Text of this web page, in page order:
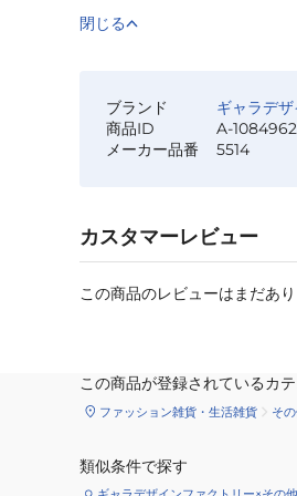
閉じる
ブランド
ギャラデ
商品ID
A-
メーカー品番
5514
カスタマーレビュー
この商品のレビューはまだあり
この商品が登録されているカテ
ファッション雑貨・生活雑貨 そ
類似条件で探す